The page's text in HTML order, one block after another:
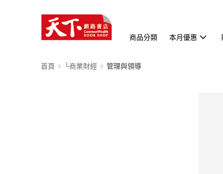
商品分類 本月優惠
首頁 └商業財經 管理與領導